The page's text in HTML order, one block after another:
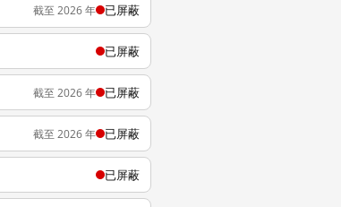
截至 2026 年 已屏蔽
已屏蔽
截至 2026 年 已屏蔽
截至 2026 年 已屏蔽
已屏蔽